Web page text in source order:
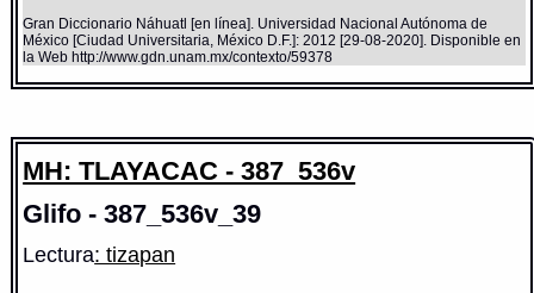
Gran Diccionario Náhuatl [en línea]. Universidad Nacional Autónoma de
México [Ciudad Universitaria, México D.F.]: 2012 [29-08-2020]. Disponible en
la Web http://www.gdn.unam.mx/contexto/59378
MH: TLAYACAC - 387_536v
Glifo - 387_536v_39
Lectura: tizapan